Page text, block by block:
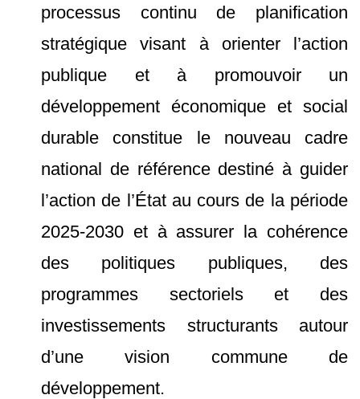
processus continu de planification
stratégique visant à orienter l’action
publique et à promouvoir un
développement économique et social
durable constitue le nouveau cadre
national de référence destiné à guider
l’action de l’État au cours de la période
2025-2030 et à assurer la cohérence
des politiques publiques, des
programmes sectoriels et des
investissements structurants autour
d’une vision commune de
développement.